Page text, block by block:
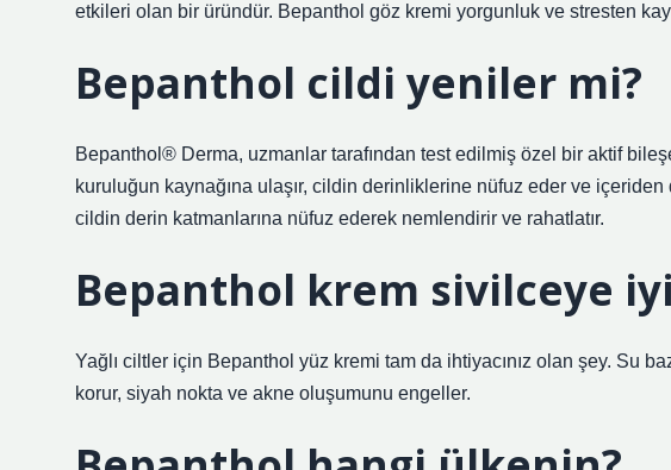
etkileri olan bir üründür. Bepanthol göz kremi yorgunluk ve stresten
Bepanthol cildi yeniler mi?
Bepanthol® Derma, uzmanlar tarafından test edilmiş özel bir aktif
kuruluğun kaynağına ulaşır, cildin derinliklerine nüfuz eder ve
cildin derin katmanlarına nüfuz ederek nemlendirir ve rahatlatır.
Bepanthol krem sivilceye
Yağlı ciltler için Bepanthol yüz kremi tam da ihtiyacınız olan şey. Su
korur, siyah nokta ve akne oluşumunu engeller.